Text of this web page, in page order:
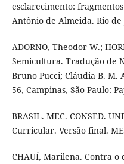
esclarecimento:
Antônio de Almeida. Rio
ADORNO, Theodor W.;
Semicultura. Tradução de
Bruno Pucci; Cláudia B. M.
56, Campinas, São Paulo:
BRASIL. MEC. CONSED.
Curricular. Versão final.
CHAUÍ, Marilena. Contra o